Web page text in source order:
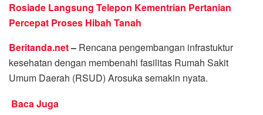
Rosiade Langsung Telepon Kementrian Pertanian
Percepat Proses Hibah Tanah
Beritanda.net– Rencana pengembangan infrastuktur
kesehatan dengan membenahi fasilitas Rumah Sakit
Umum Daerah (RSUD) Arosuka semakin nyata.
Baca Juga